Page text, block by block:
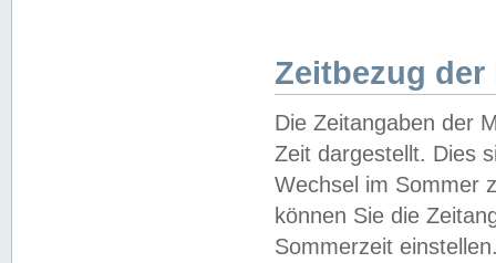
Zeitbezug der
Die Zeitangaben der
Zeit dargestellt. Dies
Wechsel im Sommer
können Sie die
Sommerzeit